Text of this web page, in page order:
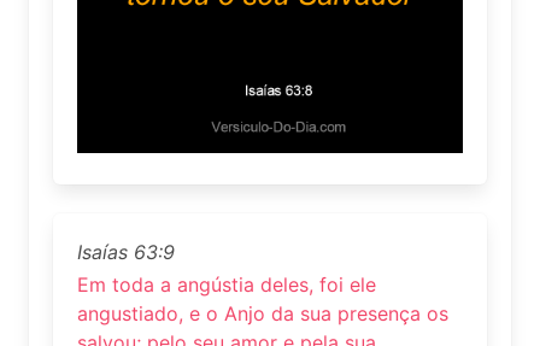
Isaías 63:9
Em toda a angústia deles, foi ele
angustiado, e o Anjo da sua presença os